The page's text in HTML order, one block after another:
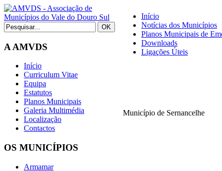
A AMVDS
Início
Curriculum Vitae
Equipa
Estatutos
Planos Municipais
Galeria Multimédia
Localização
Contactos
OS MUNICÍPIOS
Armamar
Início
Notícias dos Municípios
Planos Municipais de
Downloads
Ligações Úteis
Município de Sernancelhe